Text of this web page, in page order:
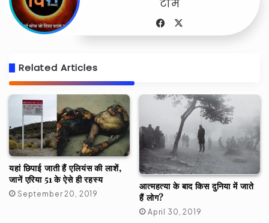
टीम
Facebook
Related Articles
यहां छिपाई जाती हैं एलियंस की लाशें,
जानें एरिया 51 के ऐसे ही रहस्य
September 20, 2019
आत्महत्या के बाद किस दुनिया में जाते
हैं लोग?
April 30, 2019